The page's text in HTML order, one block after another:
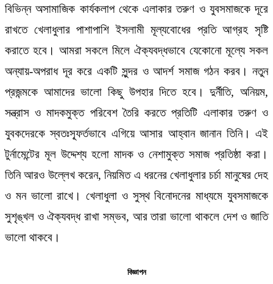
বিভিন্ন অসামাজিক কার্যকলাপ থেকে এলাকার তরুণ ও যুবসমাজকে দূরে
রাখতে খেলাধুলার পাশাপাশি ইসলামী মূল্যবোধের প্রতি আগ্রহ সৃষ্টি
করাতে হবে। আমরা সকলে মিলে ঐক্যবদ্ধভাবে যেকোনো মূল্যে সকল
অন্যায়-অপরাধ দূর করে একটি সুন্দর ও আদর্শ সমাজ গঠন করব। নতুন
প্রজন্মকে আমাদের ভালো কিছু উপহার দিতে হবে। দুর্নীতি, অনিয়ম,
সন্ত্রাস ও মাদকমুক্ত পরিবেশ তৈরি করতে প্রতিটি এলাকার তরুণ ও
যুবকদেরকে স্বতঃস্ফূর্তভাবে এগিয়ে আসার আহ্বান জানান তিনি। এই
টুর্নামেন্টের মূল উদ্দেশ্য হলো মাদক ও নেশামুক্ত সমাজ প্রতিষ্ঠা করা।
তিনি আরও উল্লেখ করেন, নিয়মিত এ ধরনের খেলাধুলার চর্চা মানুষের দেহ
ও মন ভালো রাখে। খেলাধুলা ও সুস্থ বিনোদনের মাধ্যমে যুবসমাজকে
সুশৃঙ্খল ও ঐক্যবদ্ধ রাখা সম্ভব, আর তারা ভালো থাকলে দেশ ও জাতি
ভালো থাকবে।
বিজ্ঞাপন